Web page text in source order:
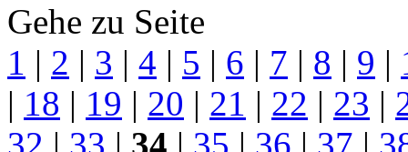
Gehe zu Seite
1 | 2 | 3 | 4 | 5 | 6 | 7 | 8 | 9 |
| 18 | 19 | 20 | 21 | 22 | 23 |
32 | 33 | 34 | 35 | 36 | 37 |